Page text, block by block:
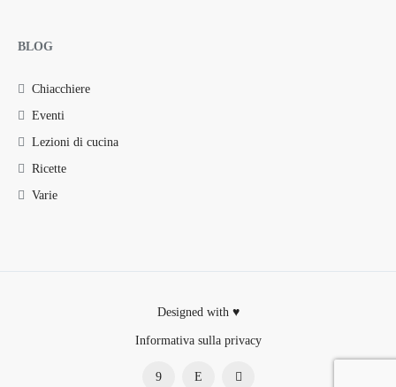
BLOG
Chiacchiere
Eventi
Lezioni di cucina
Ricette
Varie
Designed with ♥
Informativa sulla privacy